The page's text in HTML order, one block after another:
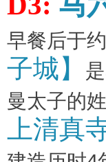
早餐后于
子城】
曼太子的
上清真